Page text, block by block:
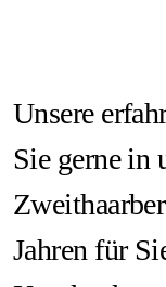
Unsere
Sie gerne in
Jahren für